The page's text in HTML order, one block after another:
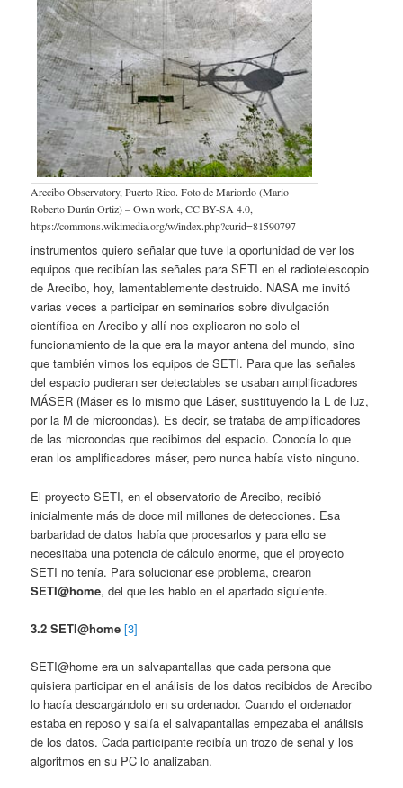
Arecibo Observatory, Puerto Rico. Foto de Mariordo (Mario
Roberto Durán Ortiz) – Own work, CC BY-SA 4.0,
https://commons.wikimedia.org/w/index.php?curid=81590797
instrumentos quiero señalar que tuve la oportunidad de ver los
equipos que recibían las señales para SETI en el radiotelescopio
de Arecibo, hoy, lamentablemente destruido. NASA me invitó
varias veces a participar en seminarios sobre divulgación
científica en Arecibo y allí nos explicaron no solo el
funcionamiento de la que era la mayor antena del mundo, sino
que también vimos los equipos de SETI. Para que las señales
del espacio pudieran ser detectables se usaban amplificadores
MÁSER (Máser es lo mismo que Láser, sustituyendo la L de luz,
por la M de microondas). Es decir, se trataba de amplificadores
de las microondas que recibimos del espacio. Conocía lo que
eran los amplificadores máser, pero nunca había visto ninguno.
El proyecto SETI, en el observatorio de Arecibo, recibió
inicialmente más de doce mil millones de detecciones. Esa
barbaridad de datos había que procesarlos y para ello se
necesitaba una potencia de cálculo enorme, que el proyecto
SETI no tenía. Para solucionar ese problema, crearon
SETI@home, del que les hablo en el apartado siguiente.
3.2 SETI@home [3]
SETI@home era un salvapantallas que cada persona que
quisiera participar en el análisis de los datos recibidos de Arecibo
lo hacía descargándolo en su ordenador. Cuando el ordenador
estaba en reposo y salía el salvapantallas empezaba el análisis
de los datos. Cada participante recibía un trozo de señal y los
algoritmos en su PC lo analizaban.